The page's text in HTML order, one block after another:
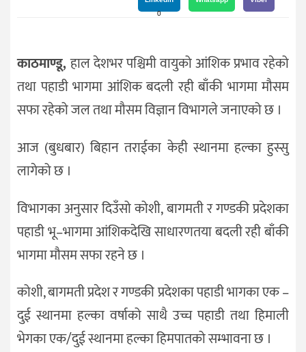
0
काठमाण्डू,हाल देशभर पश्चिमी वायुको आंशिक प्रभाव रहेको
तथा पहाडी भागमा आंशिक बदली रही बाँकी भागमा मौसम
सफा रहेको जल तथा मौसम विज्ञान विभागले जनाएको छ ।
आज (बुधबार) बिहान तराईका केही स्थानमा हल्का हुस्सु
लागेको छ ।
विभागका अनुसार दिउँसो कोशी, बागमती र गण्डकी प्रदेशका
पहाडी भू–भागमा आंशिकदेखि साधारणतया बदली रही बाँकी
भागमा मौसम सफा रहने छ ।
कोशी, बागमती प्रदेश र गण्डकी प्रदेशका पहाडी भागका एक –
दुई स्थानमा हल्का वर्षाको साथै उच्च पहाडी तथा हिमाली
भेगका एक/दुई स्थानमा हल्का हिमपातको सम्भावना छ ।